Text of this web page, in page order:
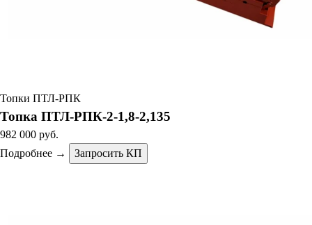
Топки ПТЛ-РПК
Топка ПТЛ-РПК-2-1,8-2,135
982 000 руб.
Подробнее →
Запросить КП